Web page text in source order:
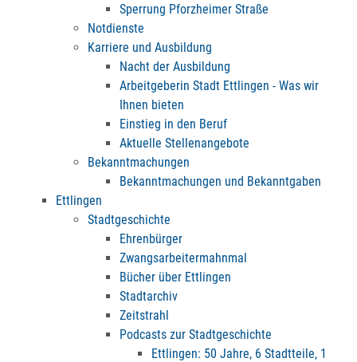
Sperrung Pforzheimer Straße
Notdienste
Karriere und Ausbildung
Nacht der Ausbildung
Arbeitgeberin Stadt Ettlingen - Was wir
Ihnen bieten
Einstieg in den Beruf
Aktuelle Stellenangebote
Bekanntmachungen
Bekanntmachungen und Bekanntgaben
Ettlingen
Stadtgeschichte
Ehrenbürger
Zwangsarbeitermahnmal
Bücher über Ettlingen
Stadtarchiv
Zeitstrahl
Podcasts zur Stadtgeschichte
Ettlingen: 50 Jahre, 6 Stadtteile, 1